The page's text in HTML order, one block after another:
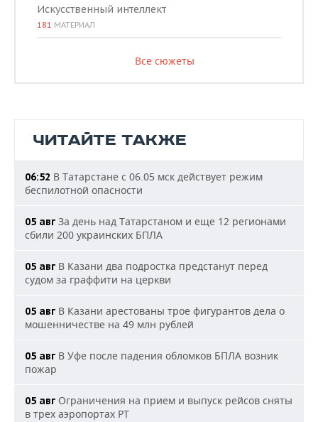
Искусственный интеллект
181 МАТЕРИАЛ
Все сюжеты
ЧИТАЙТЕ ТАКЖЕ
06:52 В Татарстане с 06.05 мск действует режим
беспилотной опасности
05 авг За день над Татарстаном и еще 12 регионами
сбили 200 украинских БПЛА
05 авг В Казани два подростка предстанут перед
судом за граффити на церкви
05 авг В Казани арестованы трое фигурантов дела о
мошенничестве на 49 млн рублей
05 авг В Уфе после падения обломков БПЛА возник
пожар
05 авг Ограничения на прием и выпуск рейсов сняты
в трех аэропортах РТ